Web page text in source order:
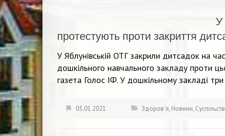
У
протестують проти закриття
У Яблунівській ОТГ закрили дитсадок на
дошкільного навчального закладу проти
газета Голос ІФ. У дошкільному закладі
05.01.2021 Здоров'я, Новини,